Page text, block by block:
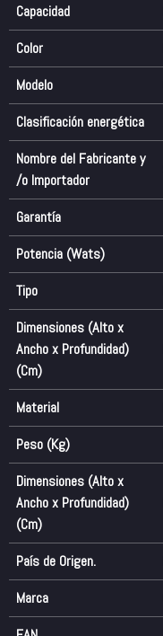
Capacidad
Color
Modelo
Clasificación energética
Nombre del Fabricante y
/o Importador
Garantía
Potencia (Wats)
Tipo
Dimensiones (Alto x
Ancho x Profundidad)
(Cm)
Material
Peso (Kg)
Dimensiones (Alto x
Ancho x Profundidad)
(Cm)
País de Origen.
Marca